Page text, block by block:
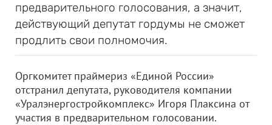
предварительного голосования, а значит,
действующий депутат гордумы не сможет
продлить свои полномочия.
Оргкомитет праймериз «Единой России»
отстранил депутата, руководителя компании
«Уралэнергостройкомплекс» Игоря Плаксина от
участия в предварительном голосовании.